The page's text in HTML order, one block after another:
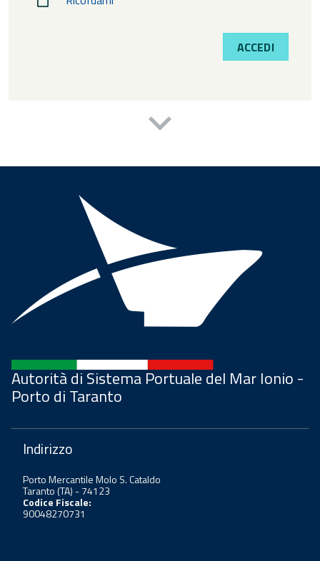
ACCEDI
Autorità di Sistema Portuale del Mar Ionio -
Porto di Taranto
Indirizzo
Porto Mercantile Molo S. Cataldo
Taranto (TA) - 74123
Codice Fiscale:
90048270731